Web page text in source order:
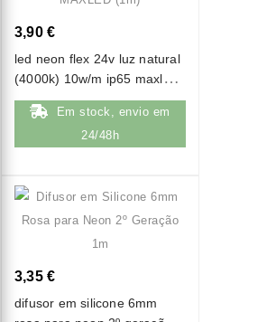
3,90 €
led neon flex 24v luz natural
(4000k) 10w/m ip65 maxled
(1m)
Em stock, envio em
24/48h
3,35 €
difusor em silicone 6mm